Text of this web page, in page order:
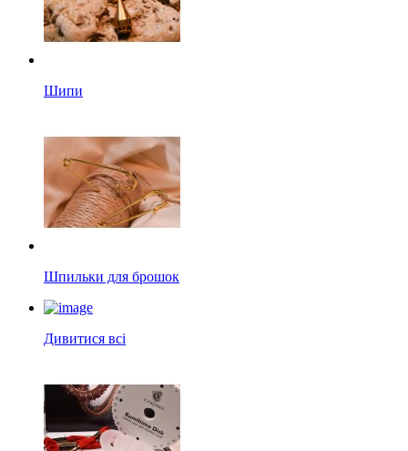
Шипи
Шпильки для брошок
Дивитися всі